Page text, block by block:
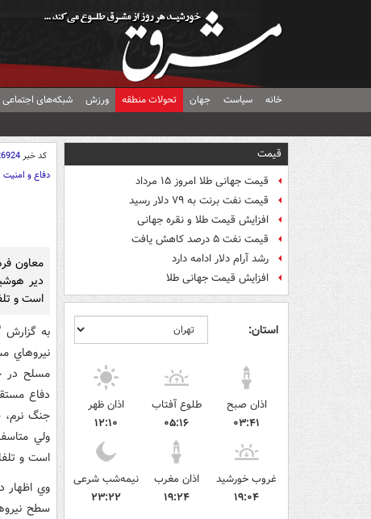
خانه سیاست جهان تحولات منطقه ورزش شبکه‌های اجتماعی
قیمت
قیمت جهانی طلا امروز ۱۵ مرداد
قیمت نفت برنت به ۷۹ دلار رسید
افزایش قیمت طلا و نقره جهانی
قیمت نفت ۵ درصد کاهش یافت
رشد آرام دلار ادامه دارد
افزایش قیمت جهانی طلا
استان:
اذان صبح
۰۳:۴۱
طلوع آفتاب
۰۵:۱۶
اذان ظهر
۱۲:۱۰
غروب خورشید
۱۹:۰۴
اذان مغرب
۱۹:۲۴
نیمه‌شب شرعی
۲۳:۲۲
کد خبر
دفاع و امنیت
معاون
دير
است و
به گزارش
نيروهاي
مسلح در
دفاع
جنگ
ولي
است و
وي اظهار
سطح